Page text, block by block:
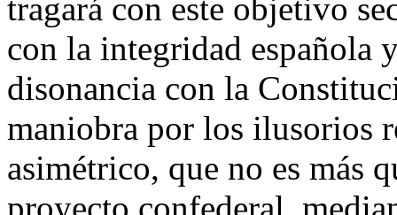
tragará con este objetivo
con la integridad española
disonancia con la
maniobra por los ilusorios
asimétrico, que no es más